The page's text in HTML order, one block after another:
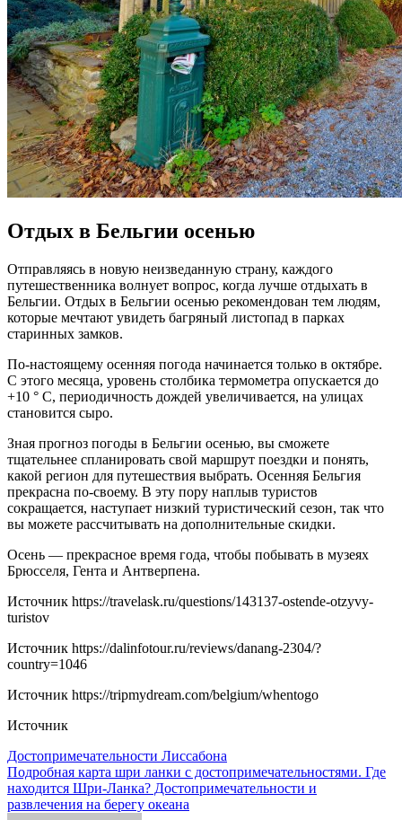
Отдых в Бельгии осенью
Отправляясь в новую неизведанную страну, каждого
путешественника волнует вопрос, когда лучше отдыхать в
Бельгии. Отдых в Бельгии осенью рекомендован тем людям,
которые мечтают увидеть багряный листопад в парках
старинных замков.
По-настоящему осенняя погода начинается только в октябре.
С этого месяца, уровень столбика термометра опускается до
+10 ° С, периодичность дождей увеличивается, на улицах
становится сыро.
Зная прогноз погоды в Бельгии осенью, вы сможете
тщательнее спланировать свой маршрут поездки и понять,
какой регион для путешествия выбрать. Осенняя Бельгия
прекрасна по-своему. В эту пору наплыв туристов
сокращается, наступает низкий туристический сезон, так что
вы можете рассчитывать на дополнительные скидки.
Осень — прекрасное время года, чтобы побывать в музеях
Брюсселя, Гента и Антверпена.
Источник https://travelask.ru/questions/143137-ostende-otzyvy-
turistov
Источник https://dalinfotour.ru/reviews/danang-2304/?
country=1046
Источник https://tripmydream.com/belgium/whentogo
Источник
Навигация
по
записям
Достопримечательности Лиссабона
Подробная карта шри ланки с достопримечательностями. Где
находится Шри-Ланка? Достопримечательности и
развлечения на берегу океана